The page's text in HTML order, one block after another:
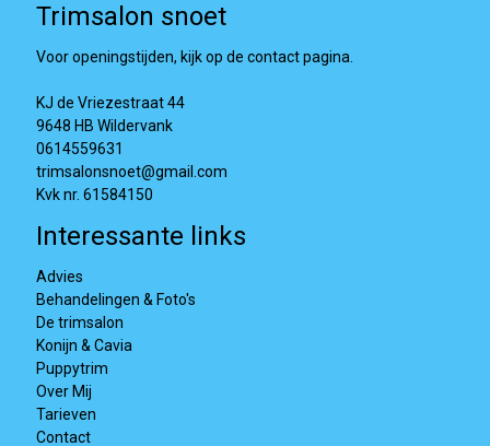
Trimsalon snoet
Voor openingstijden, kijk op de contact pagina.
KJ de Vriezestraat 44
9648 HB Wildervank
0614559631
trimsalonsnoet@gmail.com
Kvk nr. 61584150
Interessante links
Advies
Behandelingen & Foto's
De trimsalon
Konijn & Cavia
Puppytrim
Over Mij
Tarieven
Contact